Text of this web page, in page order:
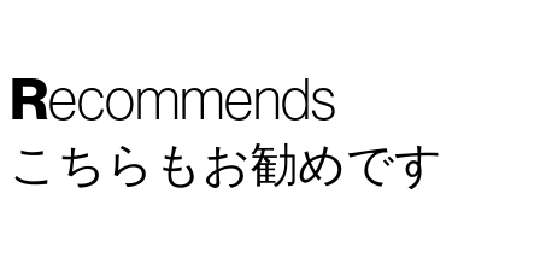
Recommends
こちらもお勧めです